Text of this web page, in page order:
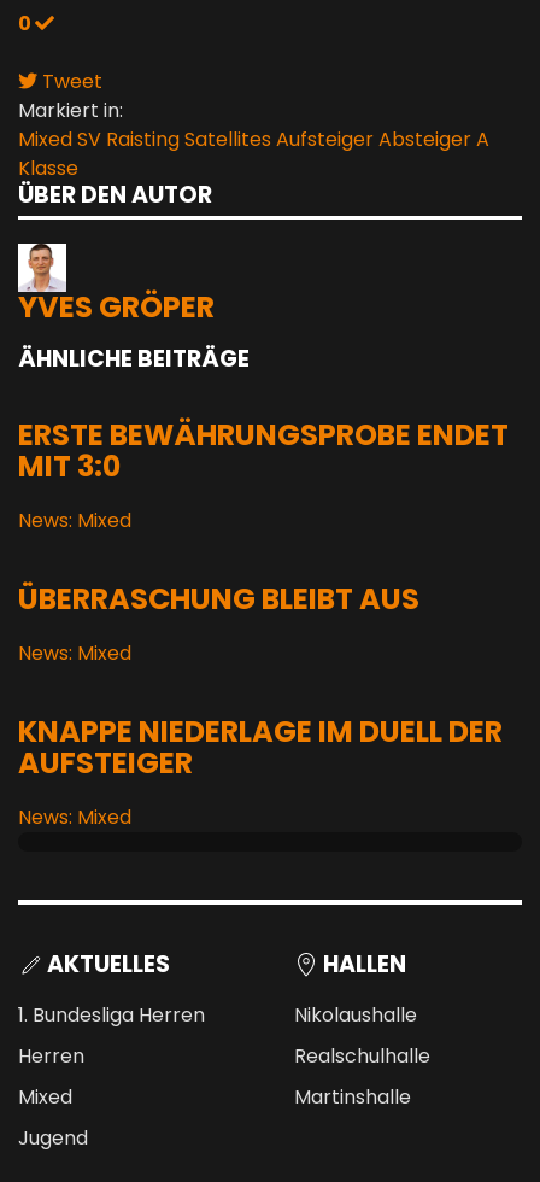
0
Tweet
pinterest
Markiert in:
MixedSV Raisting Satellites AufsteigerAbsteigerA
Klasse
ÜBER DEN AUTOR
YVES GRÖPER
ÄHNLICHE BEITRÄGE
ERSTE BEWÄHRUNGSPROBE ENDET
MIT 3:0
News: Mixed
ÜBERRASCHUNG BLEIBT AUS
News: Mixed
KNAPPE NIEDERLAGE IM DUELL DER
AUFSTEIGER
News: Mixed
AKTUELLES
1. Bundesliga Herren
Herren
Mixed
Jugend
HALLEN
Nikolaushalle
Realschulhalle
Martinshalle